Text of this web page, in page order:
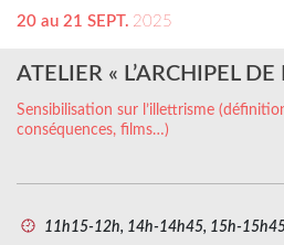
20 au 21 SEPT. 2025
ATELIER « L’ARCHIPEL DE
Sensibilisation sur l’illettrisme
conséquences, films…)
11h15-12h, 14h-14h45, 15h-